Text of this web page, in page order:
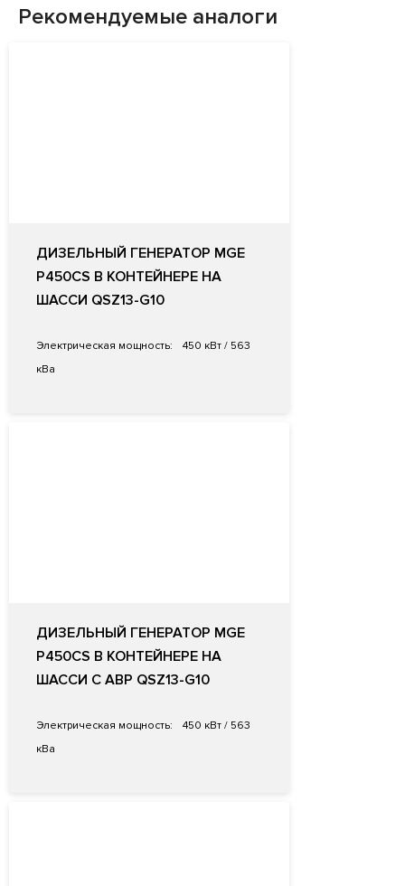
Рекомендуемые аналоги
ДИЗЕЛЬНЫЙ ГЕНЕРАТОР MGE
P450CS В КОНТЕЙНЕРЕ НА
ШАССИ QSZ13-G10
Электрическая мощность:
450 кВт / 563
кВа
ДИЗЕЛЬНЫЙ ГЕНЕРАТОР MGE
P450CS В КОНТЕЙНЕРЕ НА
ШАССИ С АВР QSZ13-G10
Электрическая мощность:
450 кВт / 563
кВа